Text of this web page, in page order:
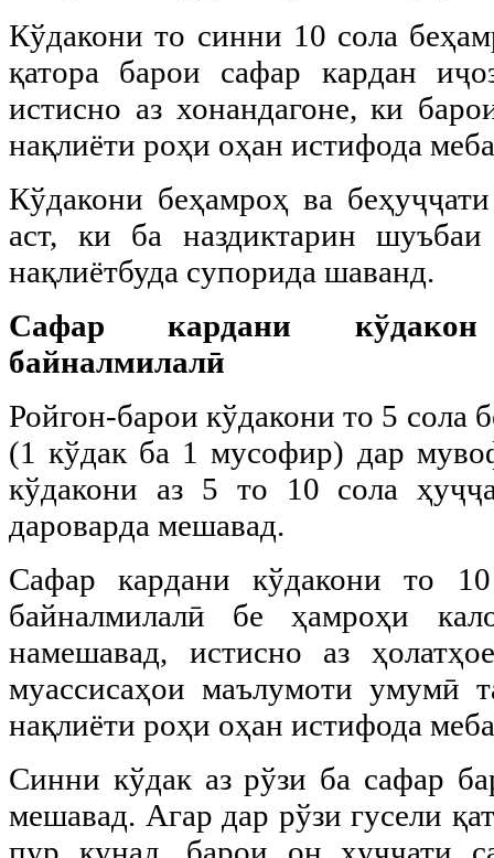
Кўдакони то синни 10 сола
қатора барои сафар кардан
истисно аз хонандагоне, ки
нақлиёти роҳи оҳан истифода
Кўдакони беҳамроҳ ва
аст, ки ба наздиктарин
нақлиётбуда супорида шаванд.
Сафар кардани
байналмилалӣ
Ройгон-барои кўдакони то 5 сола
(1 кўдак ба 1 мусофир) дар
кўдакони аз 5 то 10 сола
дароварда мешавад.
Сафар кардани кўдакони то
байналмилалӣ бе ҳамроҳи
намешавад, истисно аз
муассисаҳои маълумоти умумӣ
нақлиёти роҳи оҳан истифода
Синни кўдак аз рўзи ба сафар
мешавад. Агар дар рўзи гусели